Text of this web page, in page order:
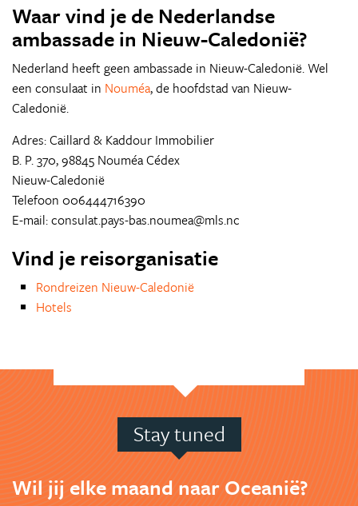
Waar vind je de Nederlandse
ambassade in Nieuw-Caledonië?
Nederland heeft geen ambassade in Nieuw-Caledonië. Wel
een consulaat in Nouméa, de hoofdstad van Nieuw-
Caledonië.
Adres: Caillard & Kaddour Immobilier
B. P. 370, 98845 Nouméa Cédex
Nieuw-Caledonië
Telefoon 006444716390
E-mail: consulat.pays-bas.noumea@mls.nc
Vind je reisorganisatie
Rondreizen Nieuw-Caledonië
Hotels
Stay tuned
Wil jij elke maand naar Oceanië?